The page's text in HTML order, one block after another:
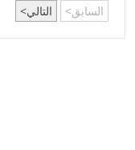
السابق التالي